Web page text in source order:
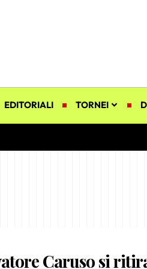
EDITORIALI TORNEI
Caruso si